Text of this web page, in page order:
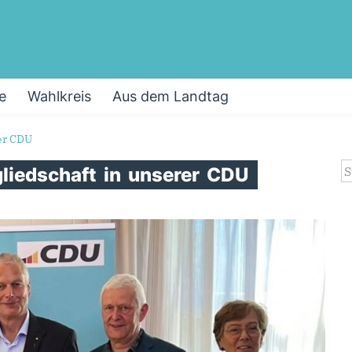
Wahlkreis Aus dem Landtag
CDU
in unserer CDU